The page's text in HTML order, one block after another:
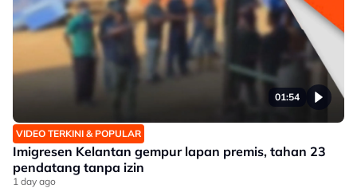
01:54
VIDEO TERKINI & POPULAR
Imigresen Kelantan gempur lapan premis, tahan 23
pendatang tanpa izin
1 day ago